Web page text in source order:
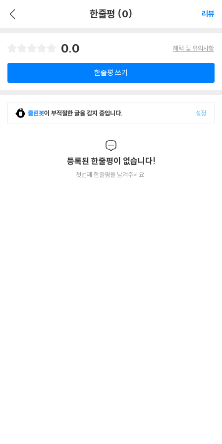
한줄평 (0) 리뷰
0.0 혜택 및 유의사항
한줄평 쓰기
클린봇이 부적절한 글을 감지 중입니다. 설정
등록된 한줄평이 없습니다!
첫번째 한줄평을 남겨주세요.